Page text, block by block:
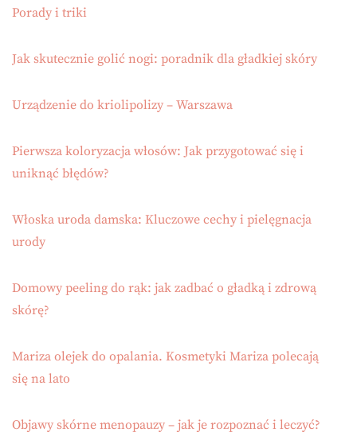
Porady i triki
Jak skutecznie golić nogi: poradnik dla gładkiej skóry
Urządzenie do kriolipolizy – Warszawa
Pierwsza koloryzacja włosów: Jak przygotować się i
uniknąć błędów?
Włoska uroda damska: Kluczowe cechy i pielęgnacja
urody
Domowy peeling do rąk: jak zadbać o gładką i zdrową
skórę?
Mariza olejek do opalania. Kosmetyki Mariza polecają
się na lato
Objawy skórne menopauzy – jak je rozpoznać i leczyć?